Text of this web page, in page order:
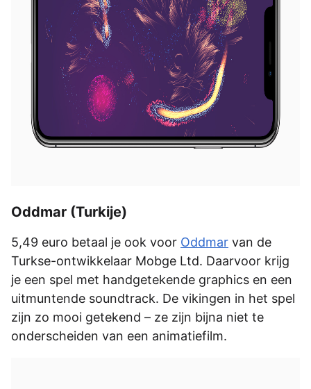
Oddmar (Turkije)
5,49 euro betaal je ook voor Oddmar van de
Turkse-ontwikkelaar Mobge Ltd. Daarvoor krijg
je een spel met handgetekende graphics en een
uitmuntende soundtrack. De vikingen in het spel
zijn zo mooi getekend – ze zijn bijna niet te
onderscheiden van een animatiefilm.